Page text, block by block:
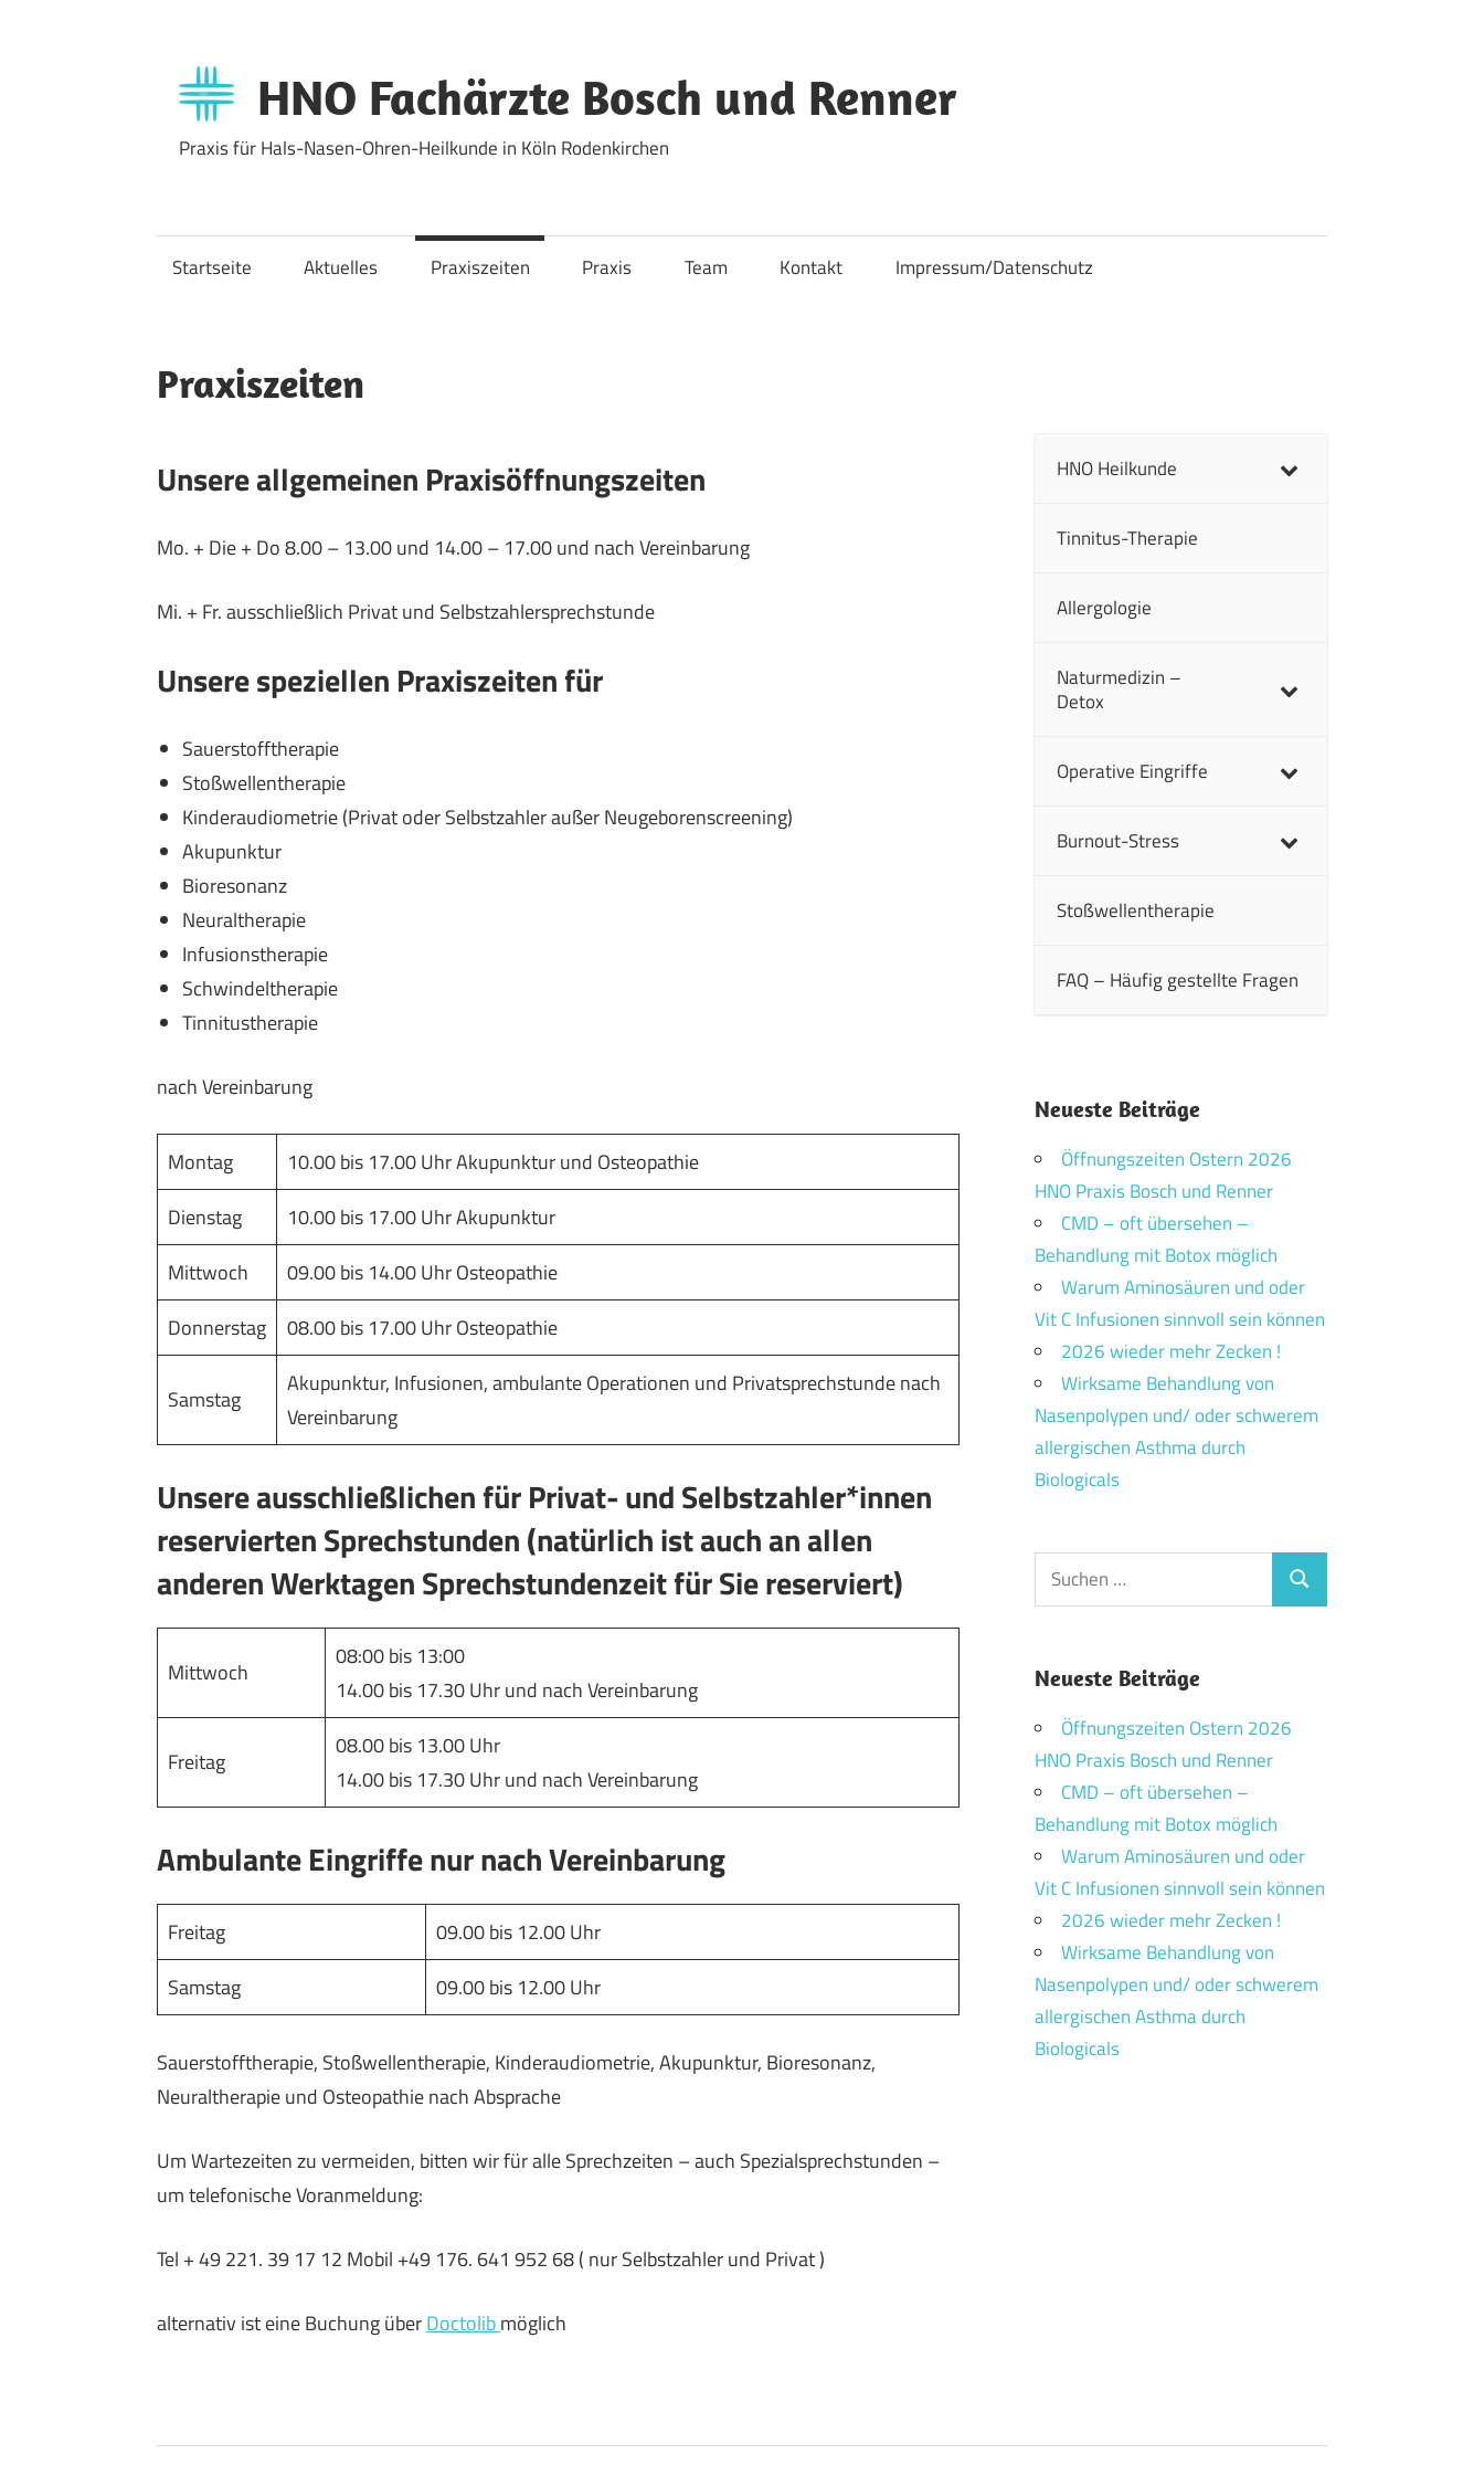
springen
HNO Fachärzte Bosch und Renner
Praxis für Hals-Nasen-Ohren-Heilkunde in Köln Rodenkirchen
Startseite Aktuelles Praxiszeiten Praxis Team Kontakt Impressum/Datenschutz
Praxiszeiten
Unsere allgemeinen Praxisöffnungszeiten
Mo. + Die + Do 8.00 – 13.00 und 14.00 – 17.00 und nach Vereinbarung
Mi. + Fr. ausschließlich Privat und Selbstzahlersprechstunde
Unsere speziellen Praxiszeiten für
Sauerstofftherapie
Stoßwellentherapie
Kinderaudiometrie (Privat oder Selbstzahler außer Neugeborenscreening)
Akupunktur
Bioresonanz
Neuraltherapie
Infusionstherapie
Schwindeltherapie
Tinnitustherapie
nach Vereinbarung
Montag
10.00 bis 17.00 Uhr Akupunktur und Osteopathie
Dienstag
10.00 bis 17.00 Uhr Akupunktur
Mittwoch
09.00 bis 14.00 Uhr Osteopathie
Donnerstag
08.00 bis 17.00 Uhr Osteopathie
Samstag
Akupunktur, Infusionen, ambulante Operationen und Privatsprechstunde nach
Vereinbarung
Unsere ausschließlichen für Privat- und Selbstzahler*innen
reservierten Sprechstunden (natürlich ist auch an allen
anderen Werktagen Sprechstundenzeit für Sie reserviert)
Mittwoch
08:00 bis 13:00
14.00 bis 17.30 Uhr und nach Vereinbarung
Freitag
08.00 bis 13.00 Uhr
14.00 bis 17.30 Uhr und nach Vereinbarung
Ambulante Eingriffe nur nach Vereinbarung
Freitag
09.00 bis 12.00 Uhr
Samstag
09.00 bis 12.00 Uhr
Sauerstofftherapie, Stoßwellentherapie, Kinderaudiometrie, Akupunktur, Bioresonanz,
Neuraltherapie und Osteopathie nach Absprache
Um Wartezeiten zu vermeiden, bitten wir für alle Sprechzeiten – auch Spezialsprechstunden –
um telefonische Voranmeldung:
Tel + 49 221. 39 17 12 Mobil +49 176. 641 952 68 ( nur Selbstzahler und Privat )
alternativ ist eine Buchung überDoctolibmöglich
HNO Heilkunde
Tinnitus-Therapie
Allergologie
Naturmedizin –
Detox
Operative Eingriffe
Burnout-Stress
Stoßwellentherapie
FAQ – Häufig gestellte Fragen
Neueste Beiträge
Öffnungszeiten Ostern 2026
HNO Praxis Bosch und Renner
CMD – oft übersehen –
Behandlung mit Botox möglich
Warum Aminosäuren und oder
Vit C Infusionen sinnvoll sein können
2026 wieder mehr Zecken !
Wirksame Behandlung von
Nasenpolypen und/ oder schwerem
allergischen Asthma durch
Biologicals
Suchen
nach:
Suchen
Neueste Beiträge
Öffnungszeiten Ostern 2026
HNO Praxis Bosch und Renner
CMD – oft übersehen –
Behandlung mit Botox möglich
Warum Aminosäuren und oder
Vit C Infusionen sinnvoll sein können
2026 wieder mehr Zecken !
Wirksame Behandlung von
Nasenpolypen und/ oder schwerem
allergischen Asthma durch
Biologicals